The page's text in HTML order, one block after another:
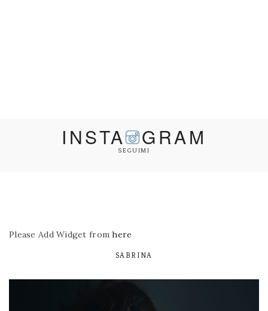
INSTA GRAM
SEGUIMI
Please Add Widget fromhere
SABRINA